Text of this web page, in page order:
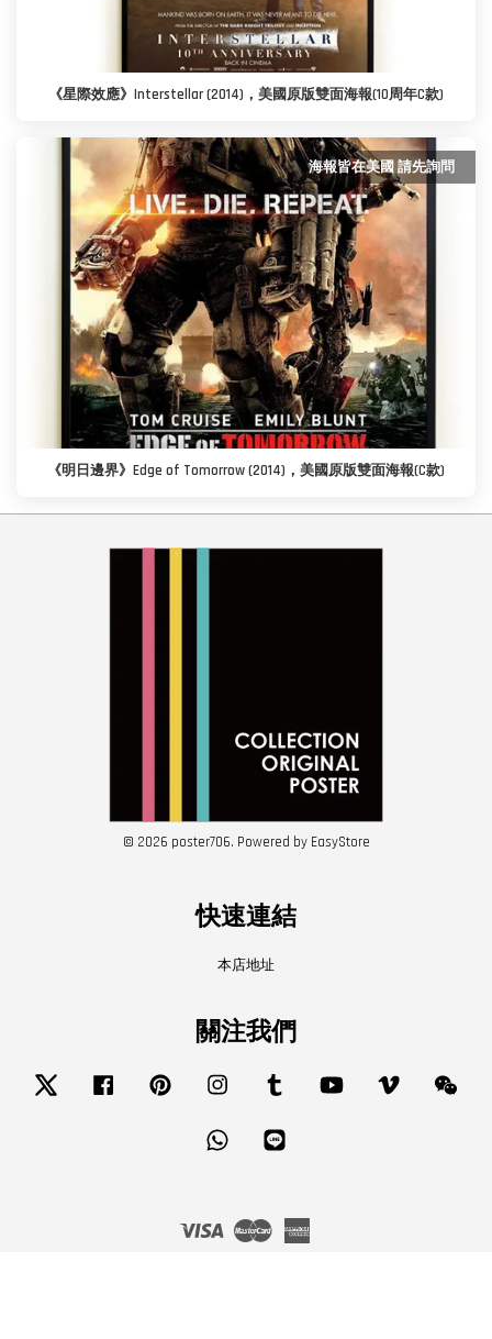
《星際效應》Interstellar (2014)，美國原版雙面海報(10周年C款)
海報皆在美國 請先詢問
《明日邊界》Edge of Tomorrow (2014)，美國原版雙面海報(C款)
© 2026 poster706. Powered by EasyStore
快速連結
本店地址
關注我們
Twitter Facebook Pinterest Instagram Tumblr YouTube Vimeo
Whatsapp
Visa Master